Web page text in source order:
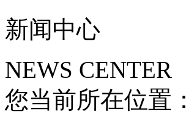
新闻中心
NEWS CENTER
您当前所在位置：